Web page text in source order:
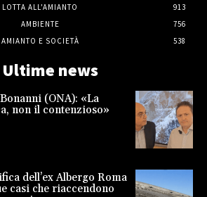
LOTTA ALL'AMIANTO
913
AMBIENTE
756
AMIANTO E SOCIETÀ
538
Ultime news
(ONA): «La
non il contenzioso»
dell’ex Albergo Roma
casi che riaccendono